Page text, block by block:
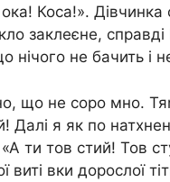
Коса!».
заклеєне,
нічого не бачить і
що не соро мно.
Далі я як по
ти тов стий! Тов
виті вки дорослої